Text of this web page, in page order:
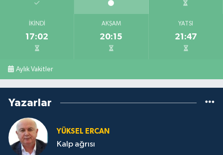
İKINDI
17:02
AKŞAM
20:15
YATSI
21:47
Aylık Vakitler
Yazarlar
YÜKSEL ERCAN
Kalp ağrısı